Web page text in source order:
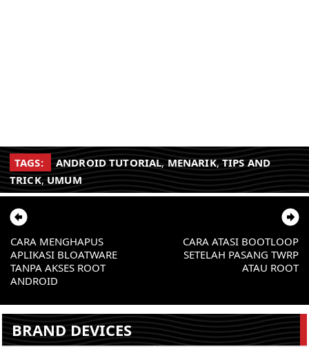
TAGS: ANDROID TUTORIAL, MENARIK, TIPS AND
TRICK, UMUM
CARA ATASI BOOTLOOP
SETELAH PASANG TWRP
ATAU ROOT
CARA MENGHAPUS
APLIKASI BLOATWARE
TANPA AKSES ROOT
ANDROID
BRAND DEVICES